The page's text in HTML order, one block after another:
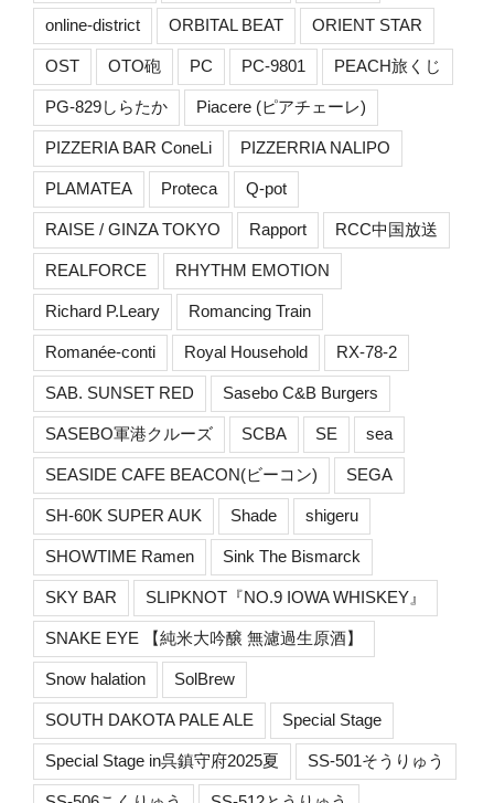
online-district ORBITAL BEAT ORIENT STAR
OST OTO砲 PC PC-9801 PEACH旅くじ
PG-829しらたか Piacere (ピアチェーレ)
PIZZERIA BAR ConeLi PIZZERRIA NALIPO
PLAMATEA Proteca Q-pot
RAISE / GINZA TOKYO Rapport RCC中国放送
REALFORCE RHYTHM EMOTION
Richard P.Leary Romancing Train
Romanée-conti Royal Household RX-78-2
SAB. SUNSET RED Sasebo C&B Burgers
SASEBO軍港クルーズ SCBA SE sea
SEASIDE CAFE BEACON(ビーコン) SEGA
SH-60K SUPER AUK Shade shigeru
SHOWTIME Ramen Sink The Bismarck
SKY BAR SLIPKNOT『NO.9 IOWA WHISKEY』
SNAKE EYE 【純米大吟醸 無濾過生原酒】
Snow halation SolBrew
SOUTH DAKOTA PALE ALE Special Stage
Special Stage in呉鎮守府2025夏 SS-501そうりゅう